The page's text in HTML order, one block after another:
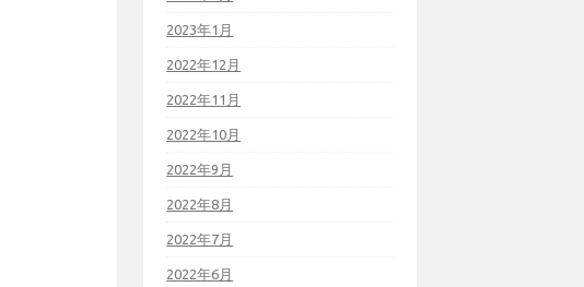
2023年1月
2022年12月
2022年11月
2022年10月
2022年9月
2022年8月
2022年7月
2022年6月